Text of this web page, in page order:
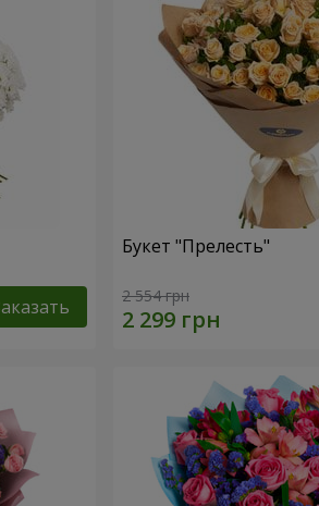
Букет "Прелесть"
2 554 грн